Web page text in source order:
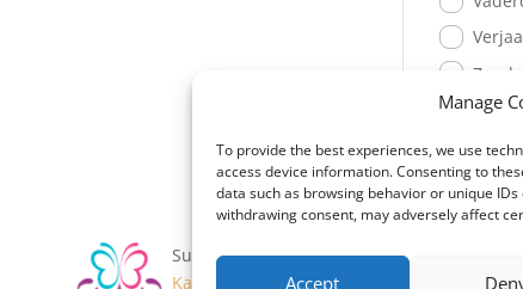
Manage
To provide the best experiences, we use
access device information. Consenting to
data such as browsing behavior or unique
withdrawing consent, may adversely affect
Accept
Supported by:
Ka-Crafts